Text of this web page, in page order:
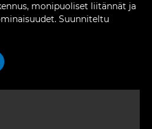
monipuoliset liitännät ja
Suunniteltu